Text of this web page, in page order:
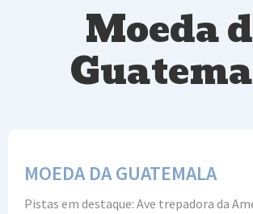
Moeda
MOEDA DA GUATEMALA
Pistas em destaque: Ave trepadora da